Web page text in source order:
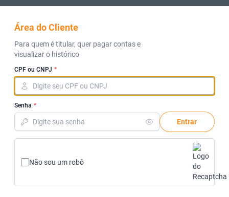
Área do Cliente
Para quem é titular, quer pagar contas e
visualizar o histórico
CPF ou CNPJ *
Senha *
Entrar
Não sou um robô